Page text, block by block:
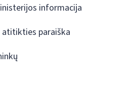
informacija
paraiška